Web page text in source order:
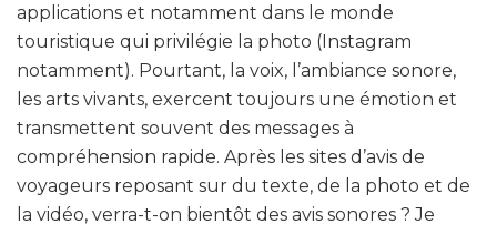
applications et notamment dans le monde
touristique qui privilégie la photo (Instagram
notamment). Pourtant, la voix, l’ambiance sonore,
les arts vivants, exercent toujours une émotion et
transmettent souvent des messages à
compréhension rapide. Après les sites d’avis de
voyageurs reposant sur du texte, de la photo et de
la vidéo, verra-t-on bientôt des avis sonores ? Je